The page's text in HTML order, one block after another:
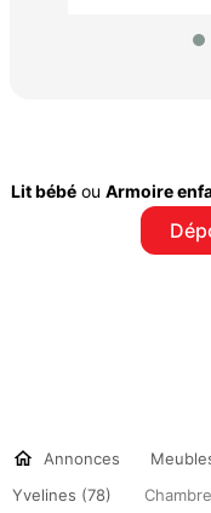
Lit bébéou Armoire
Annonces
Yvelines (78)